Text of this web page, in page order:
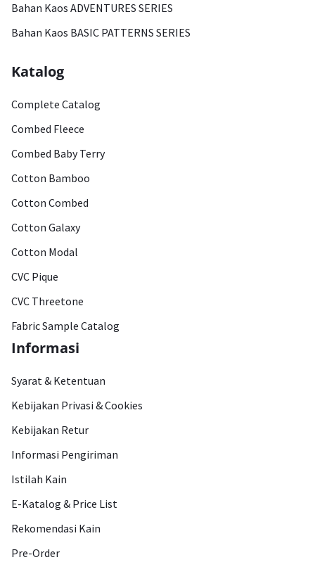
Bahan Kaos ADVENTURES SERIES
Bahan Kaos BASIC PATTERNS SERIES
Katalog
Complete Catalog
Combed Fleece
Combed Baby Terry
Cotton Bamboo
Cotton Combed
Cotton Galaxy
Cotton Modal
CVC Pique
CVC Threetone
Fabric Sample Catalog
Informasi
Syarat & Ketentuan
Kebijakan Privasi & Cookies
Kebijakan Retur
Informasi Pengiriman
Istilah Kain
E-Katalog & Price List
Rekomendasi Kain
Pre-Order